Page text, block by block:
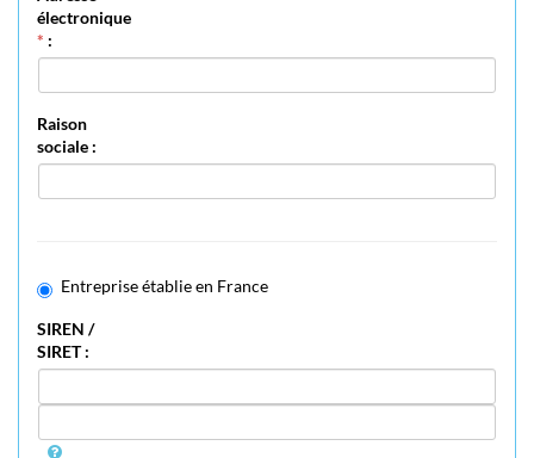
électronique
* :
Raison
sociale :
Entreprise établie en France
SIREN /
SIRET :